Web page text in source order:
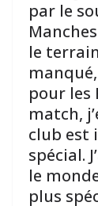
par le
le
pour les
match,
club est
spécial.
le
plus